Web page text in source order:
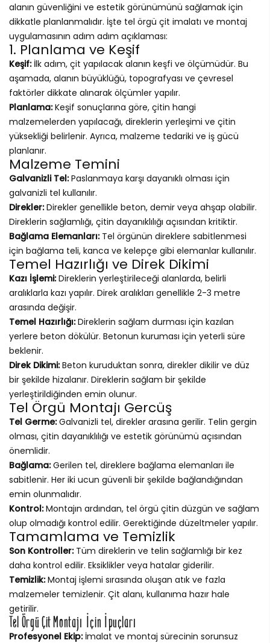
alanın güvenliğini ve estetik görünümünü sağlamak için
dikkatle planlanmalıdır. İşte tel örgü çit imalatı ve montaj
uygulamasının adım adım açıklaması:
1. Planlama ve Keşif
Keşif:İlk adım, çit yapılacak alanın keşfi ve ölçümüdür. Bu
aşamada, alanın büyüklüğü, topografyası ve çevresel
faktörler dikkate alınarak ölçümler yapılır.
Planlama:Keşif sonuçlarına göre, çitin hangi
malzemelerden yapılacağı, direklerin yerleşimi ve çitin
yüksekliği belirlenir. Ayrıca, malzeme tedariki ve iş gücü
planlanır.
Malzeme Temini
Galvanizli Tel:Paslanmaya karşı dayanıklı olması için
galvanizli tel kullanılır.
Direkler:Direkler genellikle beton, demir veya ahşap olabilir.
Direklerin sağlamlığı, çitin dayanıklılığı açısından kritiktir.
Bağlama Elemanları:Tel örgünün direklere sabitlenmesi
için bağlama teli, kanca ve kelepçe gibi elemanlar kullanılır.
Temel Hazırlığı ve Direk Dikimi
Kazı İşlemi:Direklerin yerleştirileceği alanlarda, belirli
aralıklarla kazı yapılır. Direk aralıkları genellikle 2-3 metre
arasında değişir.
Temel Hazırlığı:Direklerin sağlam durması için kazılan
yerlere beton dökülür. Betonun kuruması için yeterli süre
beklenir.
Direk Dikimi:Beton kuruduktan sonra, direkler dikilir ve düz
bir şekilde hizalanır. Direklerin sağlam bir şekilde
yerleştirildiğinden emin olunur.
Tel Örgü Montajı Gercüş
Tel Germe:Galvanizli tel, direkler arasına gerilir. Telin gergin
olması, çitin dayanıklılığı ve estetik görünümü açısından
önemlidir.
Bağlama:Gerilen tel, direklere bağlama elemanları ile
sabitlenir. Her iki ucun güvenli bir şekilde bağlandığından
emin olunmalıdır.
Kontrol:Montajın ardından, tel örgü çitin düzgün ve sağlam
olup olmadığı kontrol edilir. Gerektiğinde düzeltmeler yapılır.
Tamamlama ve Temizlik
Son Kontroller:Tüm direklerin ve telin sağlamlığı bir kez
daha kontrol edilir. Eksiklikler veya hatalar giderilir.
Temizlik:Montaj işlemi sırasında oluşan atık ve fazla
malzemeler temizlenir. Çit alanı, kullanıma hazır hale
getirilir.
Tel Örgü Çit Montajı İçin İpuçları
Profesyonel Ekip:İmalat ve montaj sürecinin sorunsuz